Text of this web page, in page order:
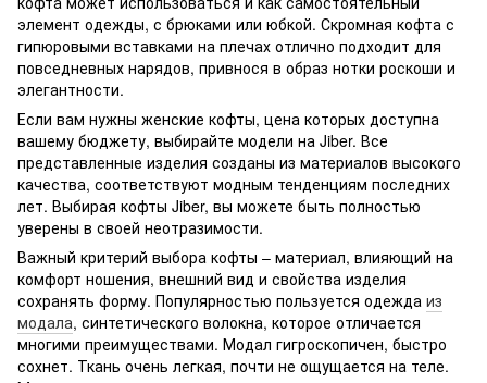
элемент одежды, с брюками или юбкой. Скромная кофта с
гипюровыми вставками на плечах отлично подходит для
повседневных нарядов, привнося в образ нотки роскоши и
элегантности.
Если вам нужны женские кофты, цена которых доступна
вашему бюджету, выбирайте модели на Jiber. Все
представленные изделия созданы из материалов высокого
качества, соответствуют модным тенденциям последних
лет. Выбирая кофты Jiber, вы можете быть полностью
уверены в своей неотразимости.
Важный критерий выбора кофты – материал, влияющий на
комфорт ношения, внешний вид и свойства изделия
сохранять форму. Популярностью пользуется одежда из
модала, синтетического волокна, которое отличается
многими преимуществами. Модал гигроскопичен, быстро
сохнет. Ткань очень легкая, почти не ощущается на теле.